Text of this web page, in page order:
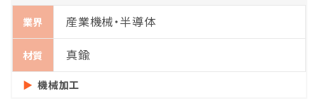
業界 産業機械・半導体
材質 真鍮
機械加工